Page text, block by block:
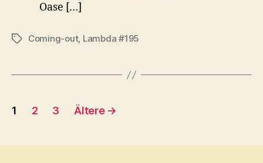
Oase […]
Schlagwörter
Coming-out, Lambda #195
Seitennummerierung
1 2 3 Ältere →